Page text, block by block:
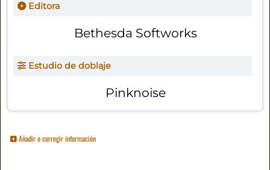
Editora
Bethesda Softworks
Estudio de doblaje
Pinknoise
Añadir o corregir información